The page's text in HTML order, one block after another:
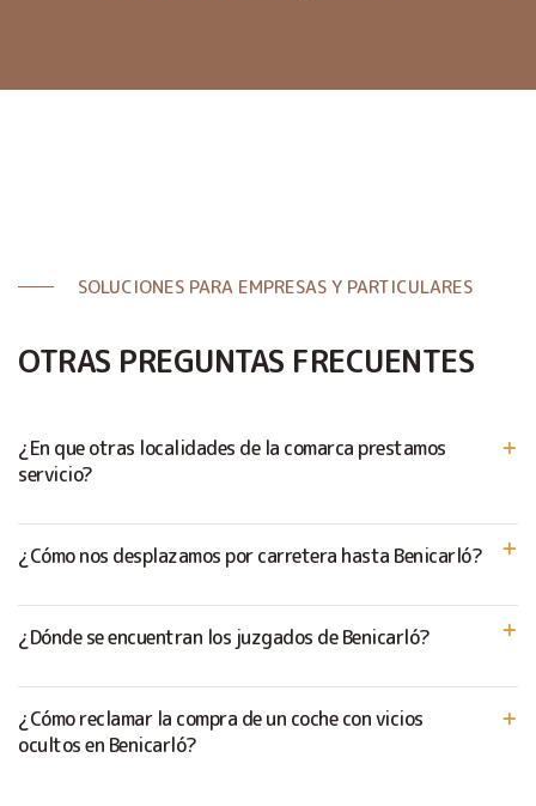
SOLUCIONES PARA EMPRESAS Y PARTICULARES
OTRAS PREGUNTAS FRECUENTES
¿En que otras localidades de la comarca prestamos
servicio?
¿Cómo nos desplazamos por carretera hasta Benicarló?
¿Dónde se encuentran los juzgados de Benicarló?
¿Cómo reclamar la compra de un coche con vicios
ocultos en Benicarló?